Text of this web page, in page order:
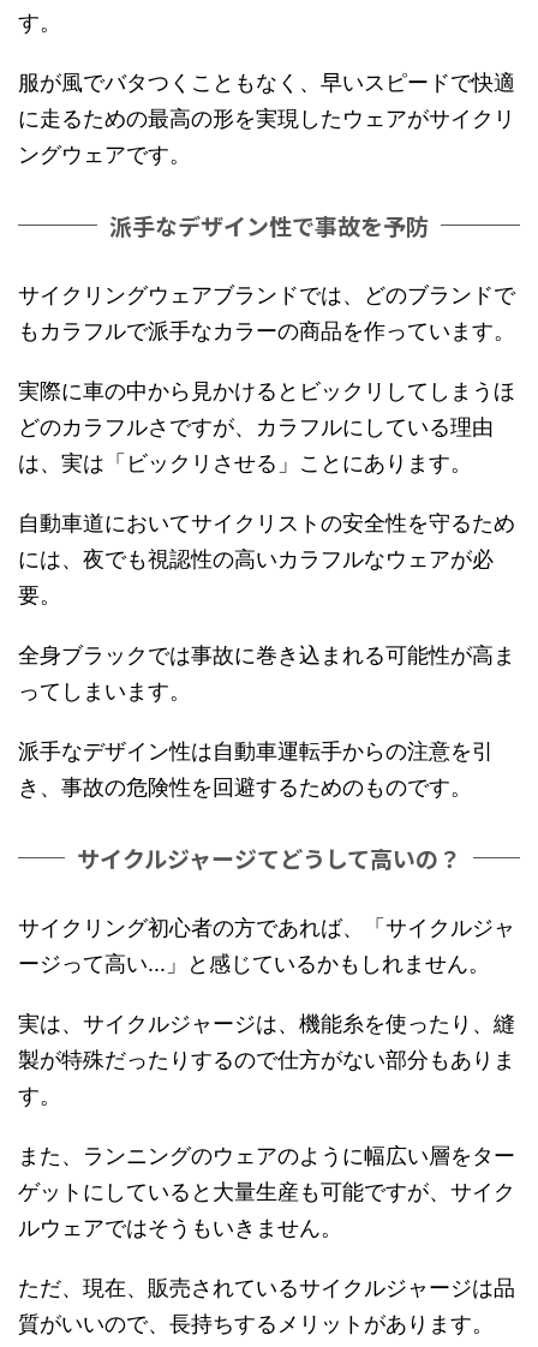
す。
服が風でバタつくこともなく、早いスピードで快適
に走るための最高の形を実現したウェアがサイクリ
ングウェアです。
派手なデザイン性で事故を予防
サイクリングウェアブランドでは、どのブランドで
もカラフルで派手なカラーの商品を作っています。
実際に車の中から見かけるとビックリしてしまうほ
どのカラフルさですが、カラフルにしている理由
は、実は「ビックリさせる」ことにあります。
自動車道においてサイクリストの安全性を守るため
には、夜でも視認性の高いカラフルなウェアが必
要。
全身ブラックでは事故に巻き込まれる可能性が高ま
ってしまいます。
派手なデザイン性は自動車運転手からの注意を引
き、事故の危険性を回避するためのものです。
サイクルジャージてどうして高いの？
サイクリング初心者の方であれば、「サイクルジャ
ージって高い...」と感じているかもしれません。
実は、サイクルジャージは、機能糸を使ったり、縫
製が特殊だったりするので仕方がない部分もありま
す。
また、ランニングのウェアのように幅広い層をター
ゲットにしていると大量生産も可能ですが、サイク
ルウェアではそうもいきません。
ただ、現在、販売されているサイクルジャージは品
質がいいので、長持ちするメリットがあります。